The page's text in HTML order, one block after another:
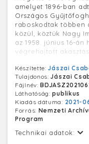
amelyet 1896-ban
Országos
raboskodtak többen
közül, köztük Nagy
az 1958. június 16-
végrehajtott
foglalással)
Készítette:Jászai
Tulajdonos:Jászai
Fájlnév:
Láthatóság:publikus
Kiadás dátuma: 2021-
Forrás: Nemzeti
Program
Technikai adatok: